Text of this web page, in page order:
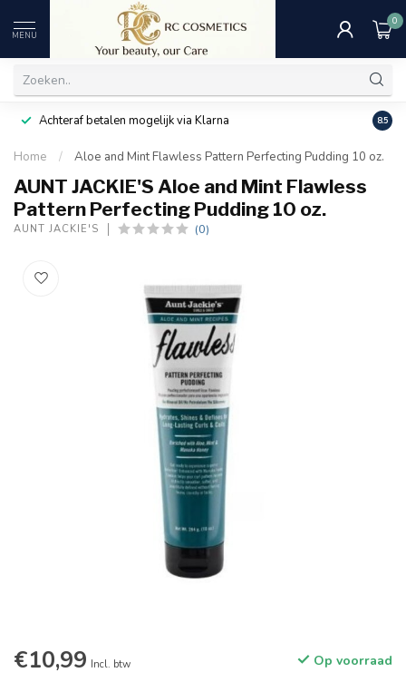
MENU
0
Achteraf betalen mogelijk via Klarna 8.5
Home / Aloe and Mint Flawless Pattern Perfecting Pudding 10 oz.
AUNT JACKIE'S Aloe and Mint Flawless
Pattern Perfecting Pudding 10 oz.
AUNT JACKIE'S (0)
€10,99 Incl. btw Op voorraad